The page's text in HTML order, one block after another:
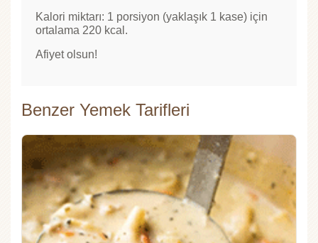
Kalori miktarı: 1 porsiyon (yaklaşık 1 kase) için
ortalama 220 kcal.
Afiyet olsun!
Benzer Yemek Tarifleri